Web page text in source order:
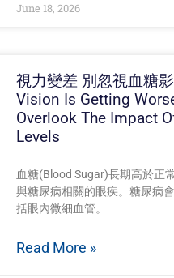
June 18, 2026
視力變差 別忽視血糖
Vision Is Getting
Overlook The Impact
Levels
血糖(Blood Sugar)長期高於正
與糖尿病相關的眼疾。糖尿病
括眼內微細血管。
Read More »